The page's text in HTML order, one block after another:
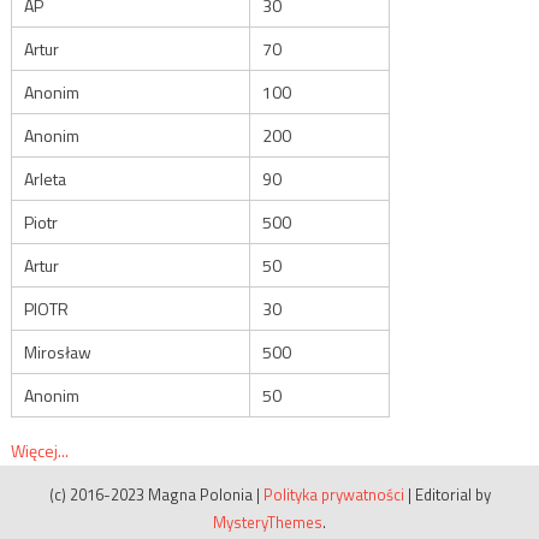
AP
30
Artur
70
Anonim
100
Anonim
200
Arleta
90
Piotr
500
Artur
50
PIOTR
30
Mirosław
500
Anonim
50
Więcej...
(c) 2016-2023 Magna Polonia | Polityka prywatności | Editorial by
MysteryThemes.